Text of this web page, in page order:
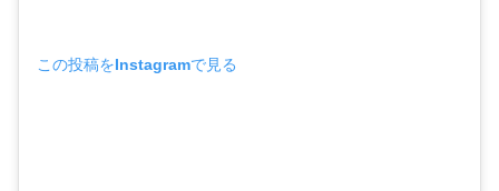
この投稿をInstagramで見る